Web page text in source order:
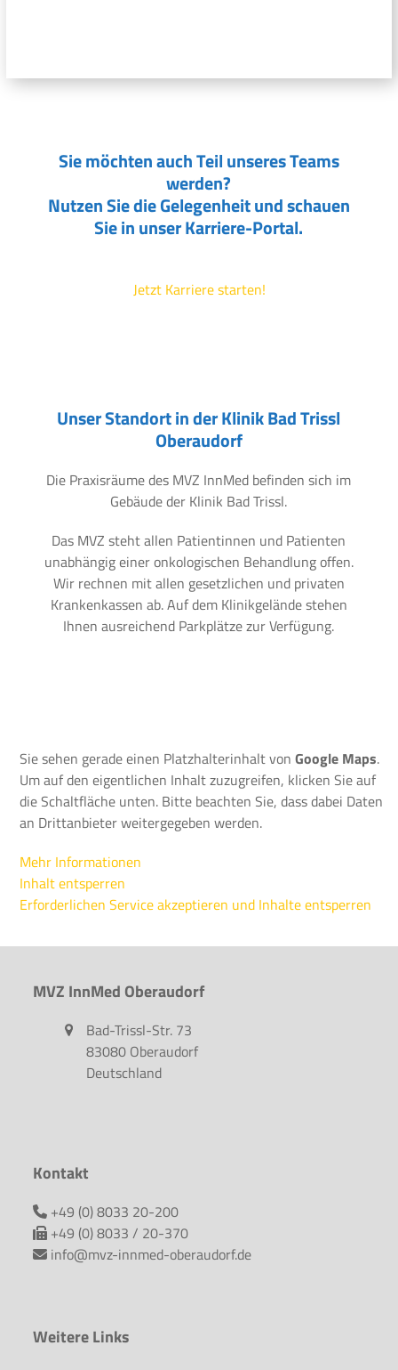
Sie möchten auch Teil unseres Teams
werden?
Nutzen Sie die Gelegenheit und schauen
Sie in unser Karriere-Portal.
Jetzt Karriere starten!
Unser Standort in der Klinik Bad Trissl
Oberaudorf
Die Praxisräume des MVZ InnMed befinden sich im
Gebäude der Klinik Bad Trissl.
Das MVZ steht allen Patientinnen und Patienten
unabhängig einer onkologischen Behandlung offen.
Wir rechnen mit allen gesetzlichen und privaten
Krankenkassen ab. Auf dem Klinikgelände stehen
Ihnen ausreichend Parkplätze zur Verfügung.
Sie sehen gerade einen Platzhalterinhalt vonGoogle Maps.
Um auf den eigentlichen Inhalt zuzugreifen, klicken Sie auf
die Schaltfläche unten. Bitte beachten Sie, dass dabei Daten
an Drittanbieter weitergegeben werden.
Mehr Informationen
Inhalt entsperren
Erforderlichen Service akzeptieren und Inhalte entsperren
MVZ InnMed Oberaudorf
Bad-Trissl-Str. 73
83080 Oberaudorf
Deutschland
Kontakt
+49 (0) 8033 20-200
+49 (0) 8033 / 20-370
info@mvz-innmed-oberaudorf.de
Weitere Links